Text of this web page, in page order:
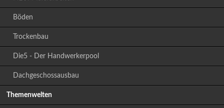
Böden
Trockenbau
Die5 - Der Handwerkerpool
Dachgeschossausbau
Themenwelten